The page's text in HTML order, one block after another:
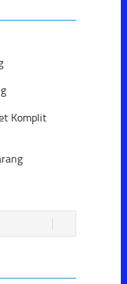
Komplit